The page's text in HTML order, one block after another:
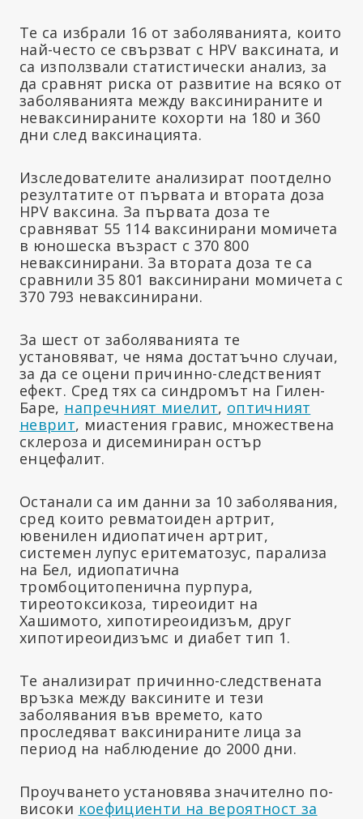
Те са избрали 16 от заболяванията, които
най-често се свързват с HPV ваксината, и
са използвали статистически анализ, за
да сравнят риска от развитие на всяко от
заболяванията между ваксинираните и
неваксинираните кохорти на 180 и 360
дни след ваксинацията.
Изследователите анализират поотделно
резултатите от първата и втората доза
HPV ваксина. За първата доза те
сравняват 55 114 ваксинирани момичета
в юношеска възраст с 370 800
неваксинирани. За втората доза те са
сравнили 35 801 ваксинирани момичета с
370 793 неваксинирани.
За шест от заболяванията те
установяват, че няма достатъчно случаи,
за да се оцени причинно-следственият
ефект. Сред тях са синдромът на Гилен-
Баре, напречният миелит, оптичният
неврит, миастения гравис, множествена
склероза и дисеминиран остър
енцефалит.
Останали са им данни за 10 заболявания,
сред които ревматоиден артрит,
ювенилен идиопатичен артрит,
системен лупус еритематозус, парализа
на Бел, идиопатична
тромбоцитопенична пурпура,
тиреотоксикоза, тиреоидит на
Хашимото, хипотиреоидизъм, друг
хипотиреоидизъмс и диабет тип 1.
Те анализират причинно-следствената
връзка между ваксините и тези
заболявания във времето, като
проследяват ваксинираните лица за
период на наблюдение до 2000 дни.
Проучването установява значително по-
високи коефициенти на вероятност за